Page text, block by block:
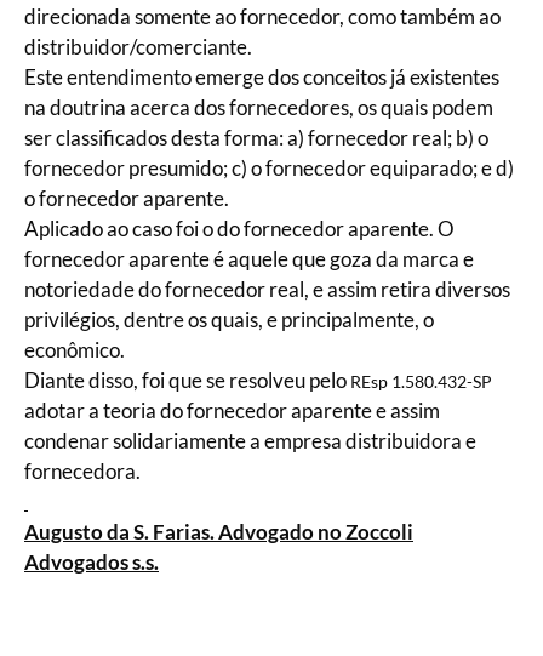
direcionada somente ao fornecedor, como também ao
distribuidor/comerciante.
Este entendimento emerge dos conceitos já existentes
na doutrina acerca dos fornecedores, os quais podem
ser classificados desta forma: a) fornecedor real; b) o
fornecedor presumido; c) o fornecedor equiparado; e d)
o fornecedor aparente.
Aplicado ao caso foi o do fornecedor aparente. O
fornecedor aparente é aquele que goza da marca e
notoriedade do fornecedor real, e assim retira diversos
privilégios, dentre os quais, e principalmente, o
econômico.
Diante disso, foi que se resolveu pelo REsp 1.580.432-SP
adotar a teoria do fornecedor aparente e assim
condenar solidariamente a empresa distribuidora e
fornecedora.
Augusto da S. Farias. Advogado no Zoccoli
Advogados s.s.